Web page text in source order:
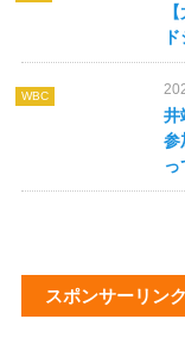
WBC
井
参
スポンサーリンク